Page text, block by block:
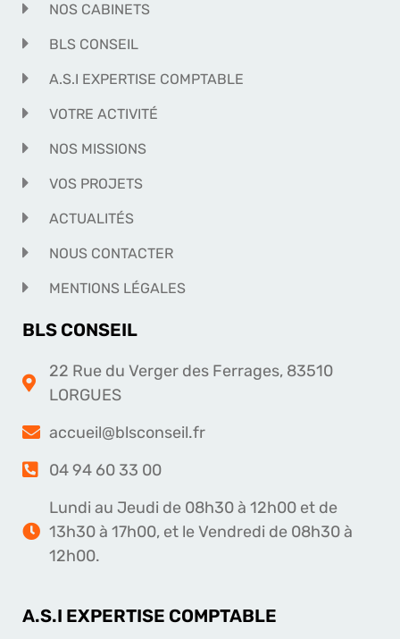
NOS CABINETS
BLS CONSEIL
A.S.I EXPERTISE COMPTABLE
VOTRE ACTIVITÉ
NOS MISSIONS
VOS PROJETS
ACTUALITÉS
NOUS CONTACTER
MENTIONS LÉGALES
BLS CONSEIL
22 Rue du Verger des Ferrages, 83510
LORGUES
accueil@blsconseil.fr
04 94 60 33 00
Lundi au Jeudi de 08h30 à 12h00 et de
13h30 à 17h00, et le Vendredi de 08h30 à
12h00.
A.S.I EXPERTISE COMPTABLE